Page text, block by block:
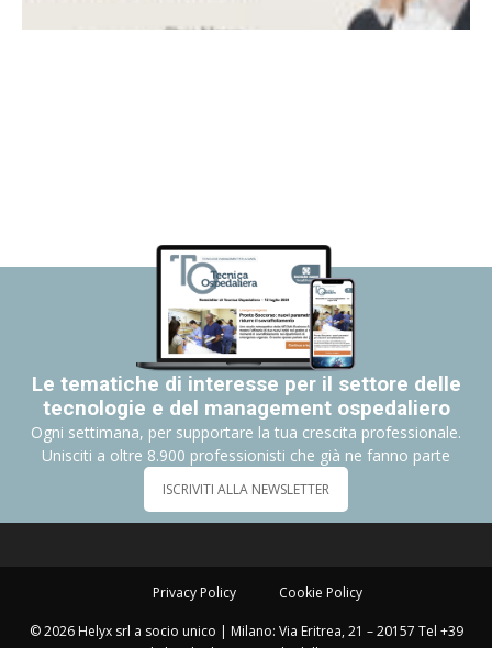
Le tematiche di interesse per il settore delle
tecnologie e del management ospedaliero
Ogni settimana, per supportare la tua crescita professionale.
Unisciti a oltre 8.900 professionisti che già ne fanno parte
ISCRIVITI ALLA NEWSLETTER
Privacy Policy Cookie Policy
© 2026 Helyx srl a socio unico | Milano: Via Eritrea, 21 – 20157 Tel +39